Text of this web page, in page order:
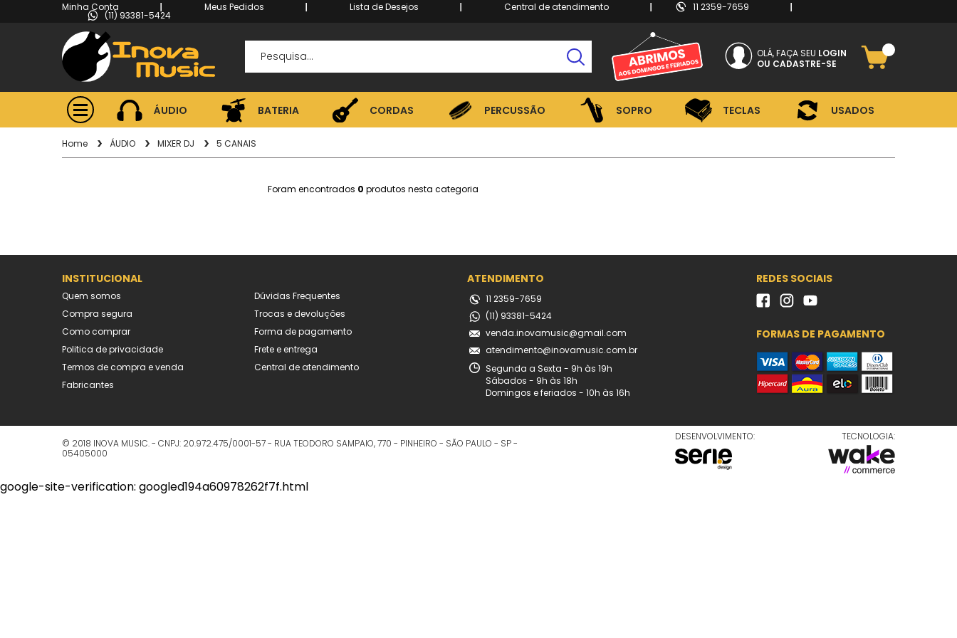
Minha Conta Meus Pedidos Lista de Desejos Central de atendimento 11 2359-7659
(11) 93381-5424
OLÁ, FAÇA SEU LOGIN
CADASTRE-SE
ÁUDIO BATERIA CORDAS PERCUSSÃO SOPRO TECLAS USADOS
ÁUDIO CORDAS
Home ÁUDIO MIXER DJ 5 CANAIS
Foram encontrados 0 produtos nesta categoria
INSTITUCIONAL
Quem somos
Compra segura
Como comprar
Politica de privacidade
Termos de compra e venda
Fabricantes
Dúvidas Frequentes
Trocas e devoluções
Forma de pagamento
Frete e entrega
Central de atendimento
ATENDIMENTO
11 2359-7659
(11) 93381-5424
venda.inovamusic@gmail.com
atendimento@inovamusic.com.br
Segunda a Sexta - 9h às 19h
Sábados - 9h às 18h
Domingos e feriados - 10h às 16h
REDES SOCIAIS
FORMAS DE PAGAMENTO
© 2018 INOVA MUSIC.- CNPJ: 20.972.475/0001-57- RUA TEODORO SAMPAIO, 770 - PINHEIRO - SÃO PAULO - SP-
05405000
DESENVOLVIMENTO: TECNOLOGIA:
google-site-verification: googled194a60978262f7f.html